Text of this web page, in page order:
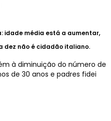
idade média está a aumentar,
dez não é cidadão italiano.
à diminuição do número de
de 30 anos e padres fidei